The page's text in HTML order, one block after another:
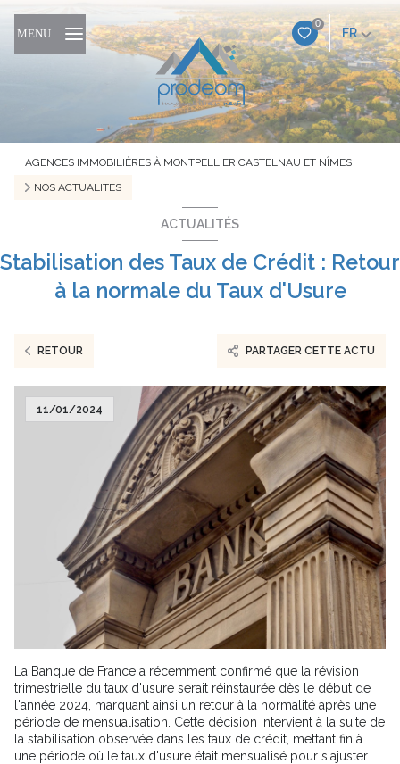
0
FR
MENU
AGENCES IMMOBILIÈRES À MONTPELLIER,CASTELNAU ET NÎMES
NOS ACTUALITES
ACTUALITÉS
Stabilisation des Taux de Crédit : Retour
à la normale du Taux d'Usure
RETOUR PARTAGER CETTE ACTU
11/01/2024
La Banque de France a récemment confirmé que la révision
trimestrielle du taux d'usure serait réinstaurée dès le début de
l'année 2024, marquant ainsi un retour à la normalité après une
période de mensualisation. Cette décision intervient à la suite de
la stabilisation observée dans les taux de crédit, mettant fin à
une période où le taux d'usure était mensualisé pour s'ajuster